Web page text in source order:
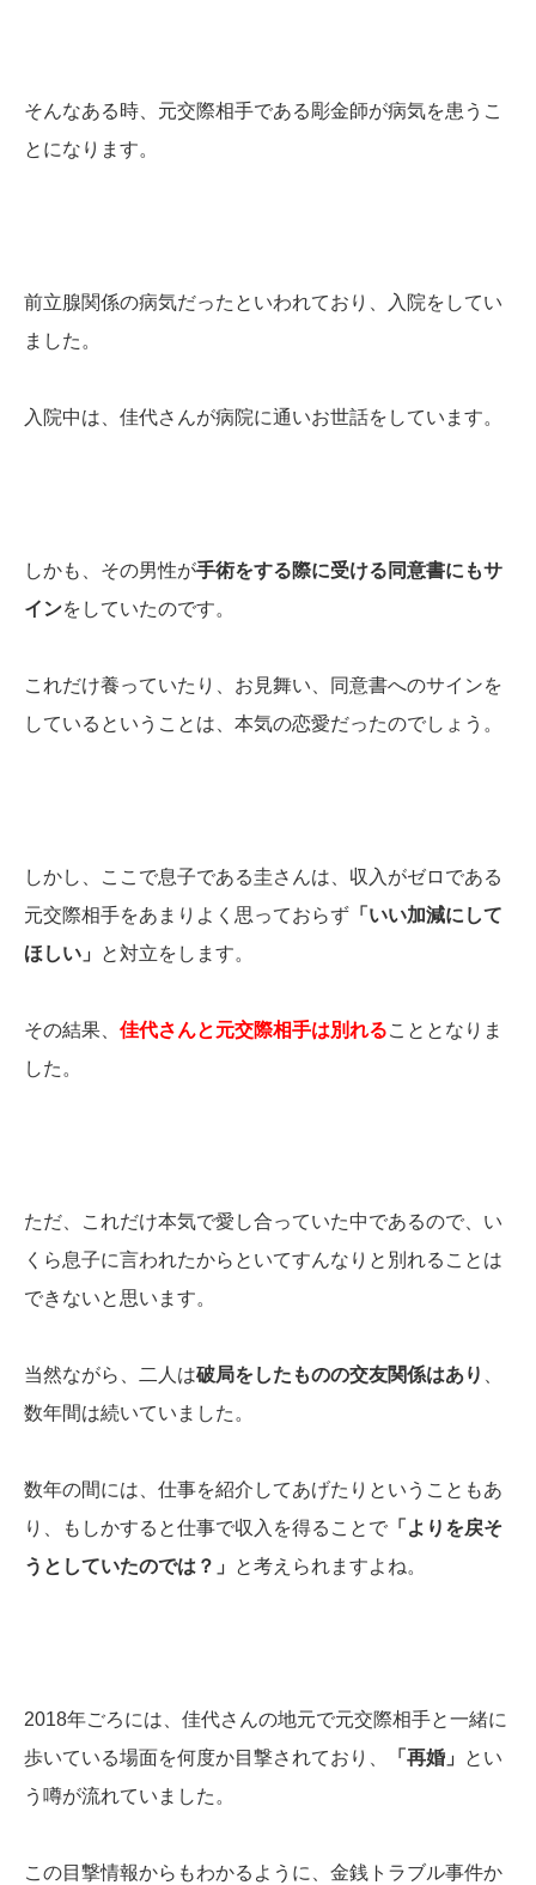
そんなある時、元交際相手である彫金師が病気を患うこ
とになります。
前立腺関係の病気だったといわれており、入院をしてい
ました。
入院中は、佳代さんが病院に通いお世話をしています。
しかも、その男性が手術をする際に受ける同意書にもサ
インをしていたのです。
これだけ養っていたり、お見舞い、同意書へのサインを
しているということは、本気の恋愛だったのでしょう。
しかし、ここで息子である圭さんは、収入がゼロである
元交際相手をあまりよく思っておらず 「いい加減にして
ほしい」
と対立をします。
その結果、 佳代さんと元交際相手は別れることとなりま
した。
ただ、これだけ本気で愛し合っていた中であるので、い
くら息子に言われたからといてすんなりと別れることは
できないと思います。
当然ながら、二人は破局をしたものの交友関係はあり
数年間は続いていました。
数年の間には、仕事を紹介してあげたりということもあ
り、もしかすると仕事で収入を得ることで 「よりを戻そ
うとしていたのでは？」
と考えられますよね。
2018年ごろには、佳代さんの地元で元交際相手と一緒に
歩いている場面を何度か目撃されており、
「再婚」
とい
う噂が流れていました。
この目撃情報からもわかるように、金銭トラブル事件か